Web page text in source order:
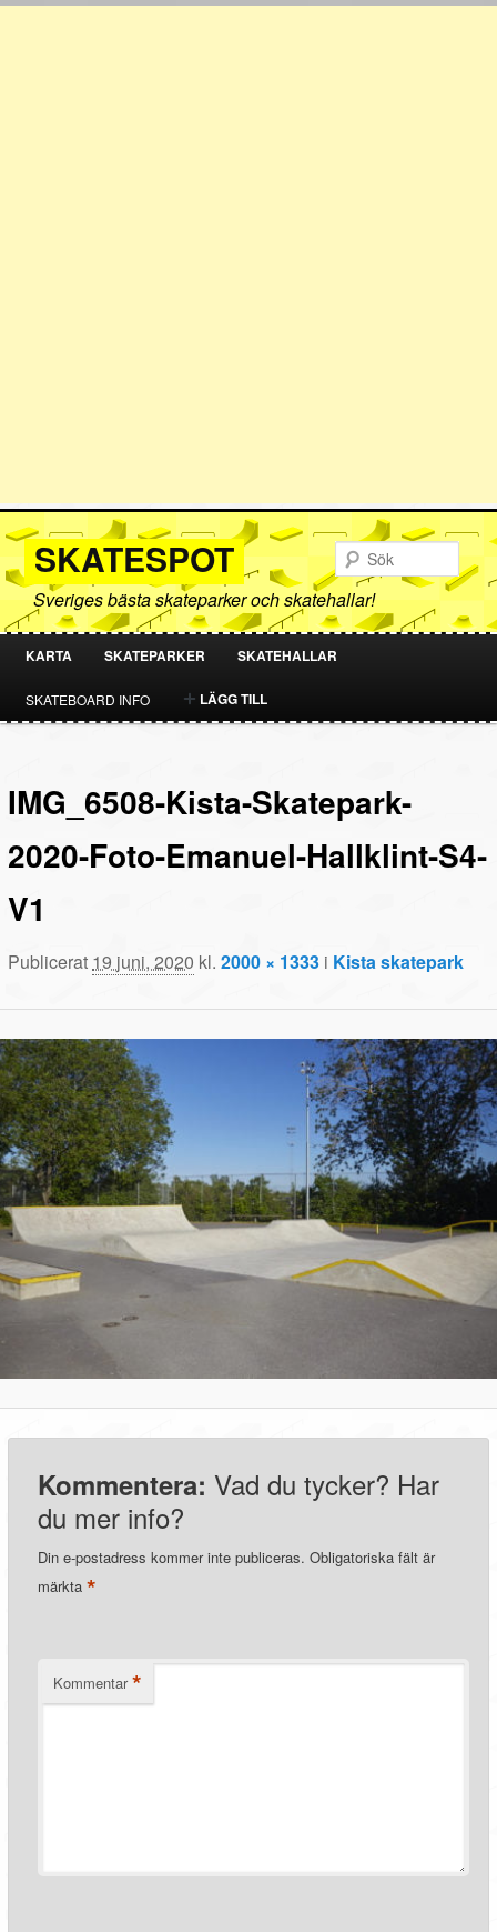
SKATESPOT
Sveriges bästa skateparker och skatehallar!
HOPPA
TILL
INNEHÅLL
HOPPA
TILL
INNEHÅLL
KARTA SKATEPARKER SKATEHALLAR
SKATEBOARD INFO LÄGG TILL
IMG_6508-Kista-Skatepark-
2020-Foto-Emanuel-Hallklint-S4-
V1
Publicerat 19 juni, 2020 kl.2000 × 1333 i Kista skatepark
Kommentera: Vad du tycker? Har
du mer info?
Din e-postadress kommer inte publiceras. Obligatoriska fält är
märkta*
Kommentar *